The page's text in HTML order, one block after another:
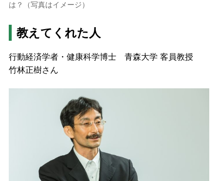
は？（写真はイメージ）
教えてくれた人
行動経済学者・健康科学博士 青森大学 客員教授
竹林正樹さん